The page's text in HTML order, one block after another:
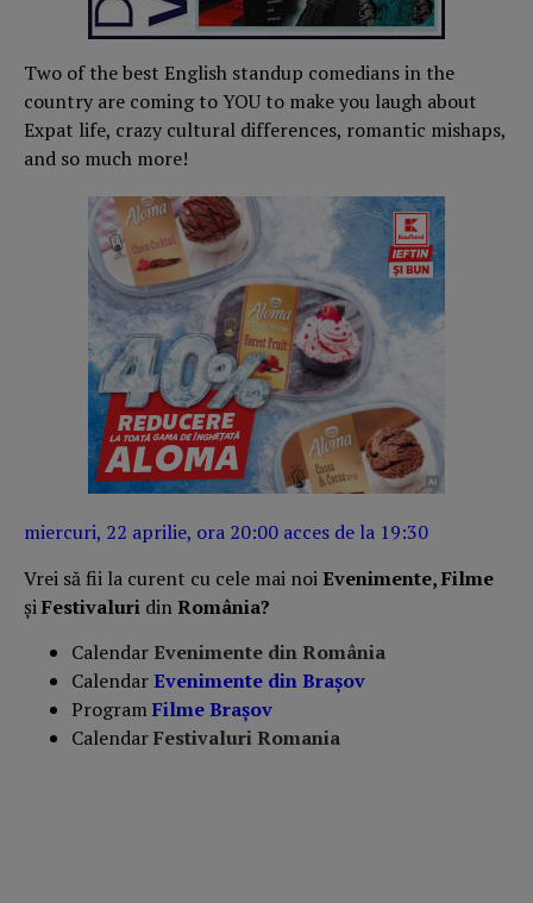
Two of the best English standup comedians in the
country are coming to YOU to make you laugh about
Expat life, crazy cultural differences, romantic mishaps,
and so much more!
miercuri, 22 aprilie, ora 20:00 acces de la 19:30
Vrei să fii la curent cu cele mai noiEvenimente, Filme
șiFestivaluri dinRomânia?
Calendar Evenimente din România
CalendarEvenimente din Braşov
ProgramFilme Brașov
CalendarFestivaluri Romania